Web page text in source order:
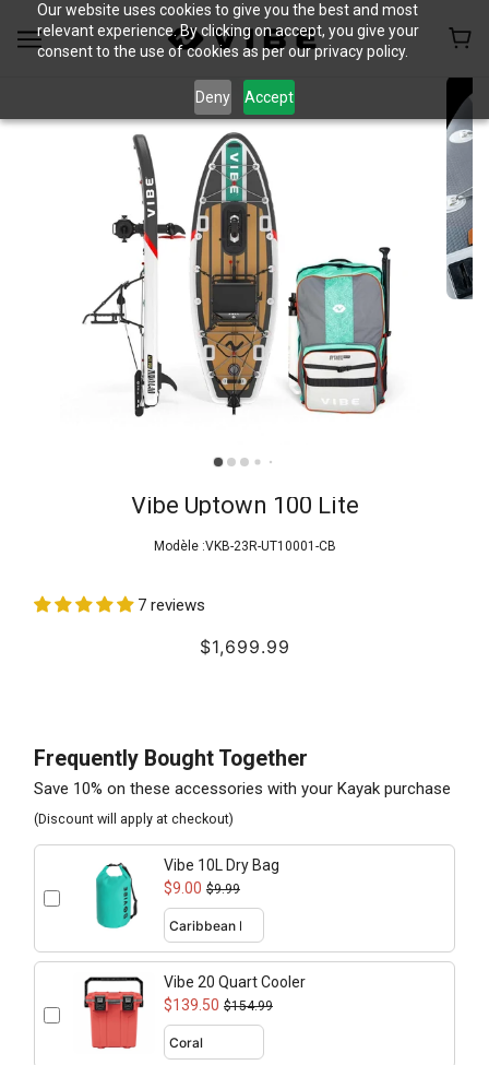
Our website uses cookies to give you the best and most
relevant experience. By clicking on accept, you give your
consent to the use of cookies as per our privacy policy.
Deny Accept
Vibe Uptown 100 Lite
Modèle :VKB-23R-UT10001-CB
7 reviews
$1,699.99
Frequently Bought Together
Save 10% on these accessories with your Kayak purchase
(Discount will apply at checkout)
Vibe 10L Dry Bag
$9.00 $9.99
Vibe 20 Quart Cooler
$139.50 $154.99